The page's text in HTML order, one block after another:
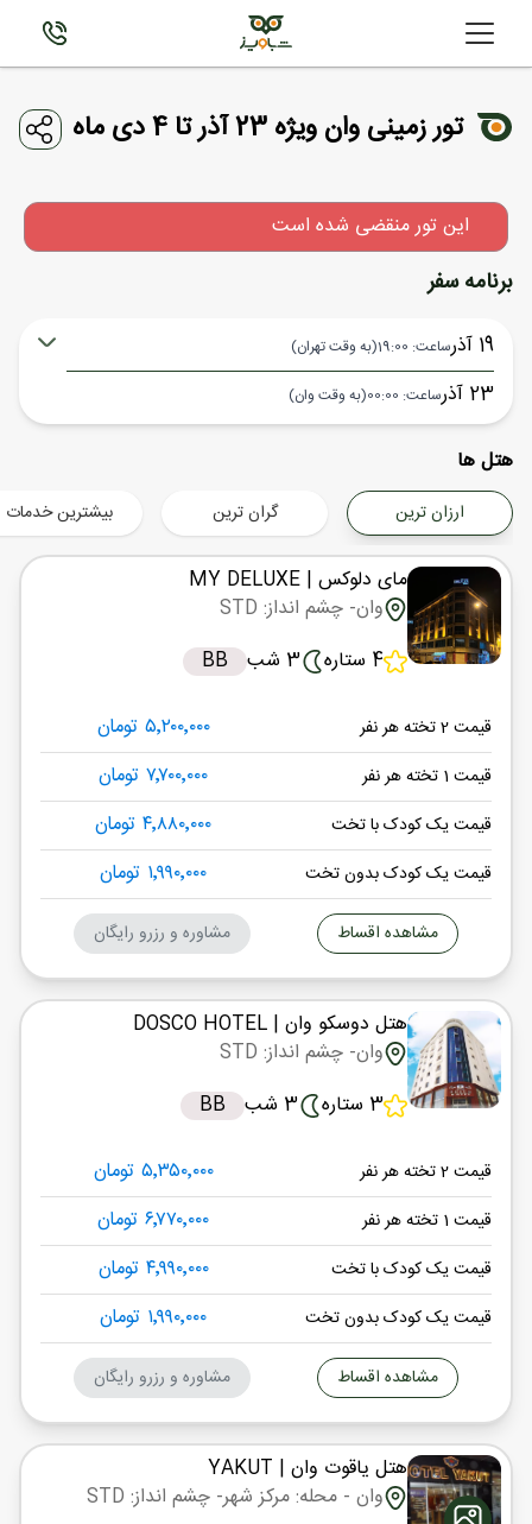
تور زمینی وان ویژه 23 آذر تا 4 دی ماه
این تور منقضی شده است
برنامه سفر
19 آذر ساعت: 19:00 (به وقت تهران)
23 آذر ساعت: 00:00 (به وقت وان)
شروع سفر
وان ,
نوع سفر :() اتوبوس
ساعت حرکت : 19:00
پایان سفر
وان ,
نوع سفر : ()
ساعت حرکت :00:00 مدت سفر :
هتل ها
ارزان ترین گران ترین بیشترین خدمات
مای دلوکس | MY DELUXE
وان- چشم انداز: STD
4 ستاره
3 شب BB
قیمت 2 تخته هر نفر ۵٬۲۰۰٬۰۰۰ تومان
قیمت 1 تخته هر نفر ۷٬۷۰۰٬۰۰۰ تومان
قیمت یک کودک با تخت ۴٬۸۸۰٬۰۰۰ تومان
قیمت یک کودک بدون تخت ۱٬۹۹۰٬۰۰۰ تومان
مشاهده اقساط مشاوره و رزرو رایگان
هتل دوسکو وان | DOSCO HOTEL
وان- چشم انداز: STD
3 ستاره
3 شب BB
قیمت 2 تخته هر نفر ۵٬۳۵۰٬۰۰۰ تومان
قیمت 1 تخته هر نفر ۶٬۷۷۰٬۰۰۰ تومان
قیمت یک کودک با تخت ۴٬۹۹۰٬۰۰۰ تومان
قیمت یک کودک بدون تخت ۱٬۹۹۰٬۰۰۰ تومان
مشاهده اقساط مشاوره و رزرو رایگان
هتل یاقوت وان | YAKUT
وان - محله: مرکز شهر- چشم انداز: STD